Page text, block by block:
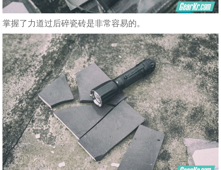
掌握了力道过后碎瓷砖是非常容易的。